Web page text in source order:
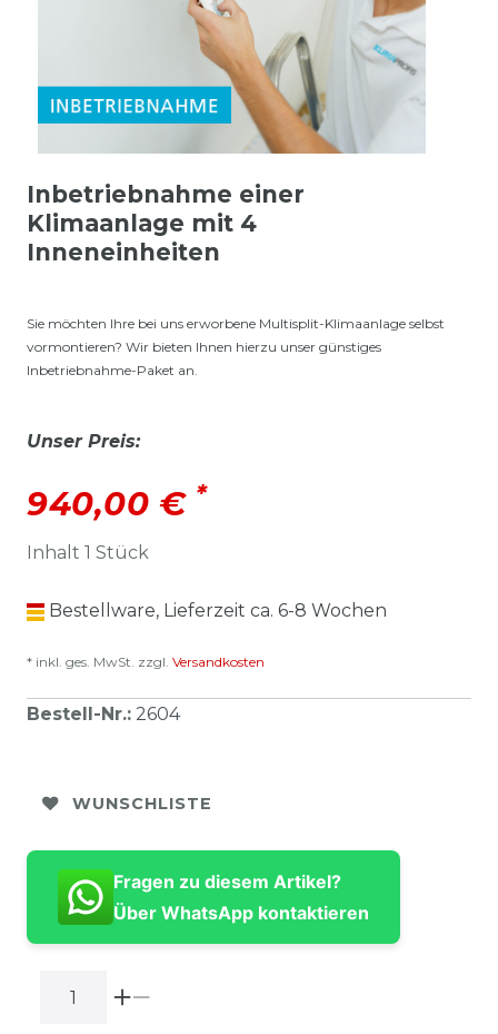
Inbetriebnahme einer
Klimaanlage mit 4
Inneneinheiten
Sie möchten Ihre bei uns erworbene Multisplit-Klimaanlage selbst
vormontieren? Wir bieten Ihnen hierzu unser günstiges
Inbetriebnahme-Paket an.
Unser Preis:
940,00 € *
Inhalt 1 Stück
Bestellware, Lieferzeit ca. 6-8 Wochen
* inkl. ges. MwSt. zzgl. Versandkosten
Bestell-Nr.: 2604
WUNSCHLISTE
Fragen zu diesem Artikel?
Über WhatsApp kontaktieren